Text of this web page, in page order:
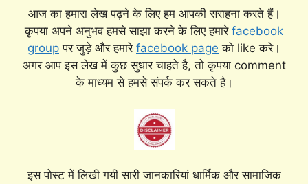
आज का हमारा लेख पढ़ने के लिए हम आपकी सराहना करते हैं।
कृपया अपने अनुभव हमसे साझा करने के लिए हमारे facebook
group पर जुड़े और हमारे facebook page को like करे।
अगर आप इस लेख में कुछ सुधार चाहते है, तो कृपया comment
के माध्यम से हमसे संपर्क कर सकते है।
इस पोस्ट में लिखी गयी सारी जानकारियां धार्मिक और सामाजिक